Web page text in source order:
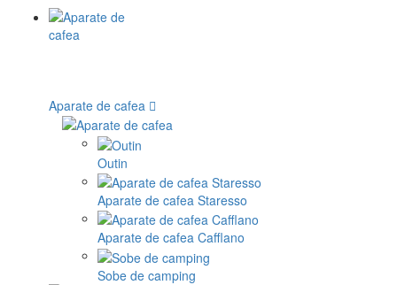
Aparate de cafea
Outin
Aparate de cafea Staresso
Aparate de cafea Cafflano
Sobe de camping